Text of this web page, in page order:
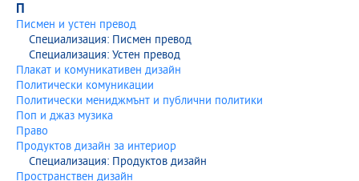
П
Писмен и устен превод
Специализация: Писмен превод
Специализация: Устен превод
Плакат и комуникативен дизайн
Политически комуникации
Политически мениджмънт и публични политики
Поп и джаз музика
Право
Продуктов дизайн за интериор
Специализация: Продуктов дизайн
Пространствен дизайн